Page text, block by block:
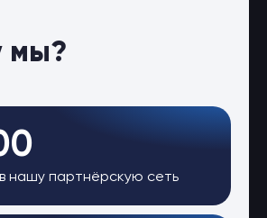
мы?
нашу партнёрскую сеть